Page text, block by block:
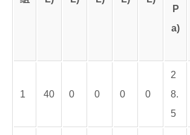
P
a)
1 40 0 0 0 0
2
8.
5